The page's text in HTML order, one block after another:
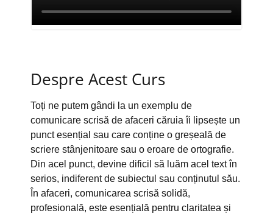
Despre Acest Curs
Toți ne putem gândi la un exemplu de
comunicare scrisă de afaceri căruia îi lipsește un
punct esențial sau care conține o greșeală de
scriere stânjenitoare sau o eroare de ortografie.
Din acel punct, devine dificil să luăm acel text în
serios, indiferent de subiectul sau conținutul său.
În afaceri, comunicarea scrisă solidă,
profesională, este esențială pentru claritatea și